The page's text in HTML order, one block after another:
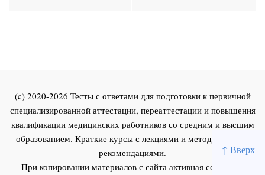
↑ Вверх
(c) 2020-2026 Тесты с ответами для подготовки к первичной
специализированной аттестации, переаттестации и повышения
квалификации медицинских работников со средним и высшим
образованием. Краткие курсы с лекциями и методическими
рекомендациями.
При копировании материалов с сайта активная ссылка на